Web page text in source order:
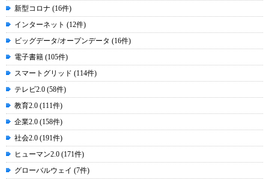
新型コロナ (16件)
インターネット (12件)
ビッグデータ/オープンデータ (16件)
電子書籍 (105件)
スマートグリッド (114件)
テレビ2.0 (58件)
教育2.0 (111件)
企業2.0 (158件)
社会2.0 (191件)
ヒューマン2.0 (171件)
グローバルウェイ (7件)